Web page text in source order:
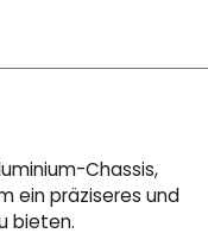
Chassis,
ein präziseres und
bieten.